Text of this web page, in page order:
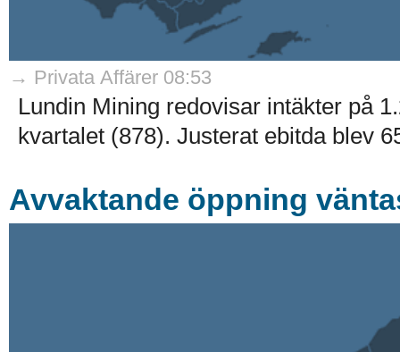
→ Privata Affärer 08:53
Lundin Mining redovisar intäkter på
kvartalet (878). Justerat ebitda blev
Avvaktande öppning